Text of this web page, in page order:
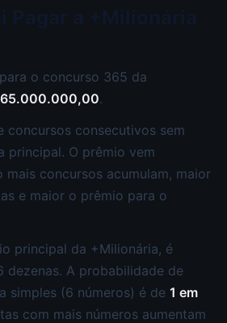
o concurso 365 da
65.000.000,00.
concursos consecutivos sem
principal. O prêmio vem
mais concursos acumulam, maior
e maior o prêmio para o
principal da +Milionária, é
dezenas. A probabilidade de
simples (6 números) é de 1 em
com mais números aumentam